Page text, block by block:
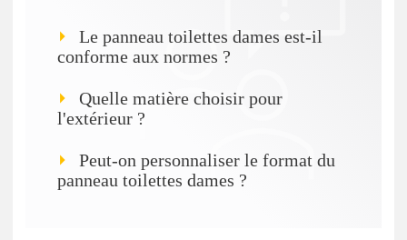
Le panneau toilettes dames est-il
conforme aux normes ?
Quelle matière choisir pour
l'extérieur ?
Peut-on personnaliser le format du
panneau toilettes dames ?